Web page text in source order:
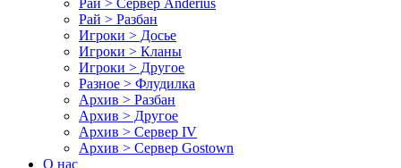
Рай > Сервер Anderius
Рай > Разбан
Игроки > Досье
Игроки > Кланы
Игроки > Другое
Разное > Флудилка
Архив > Разбан
Архив > Другое
Архив > Сервер IV
Архив > Сервер Gostown
О нас